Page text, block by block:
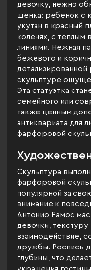
девочку, нежно
щенка: ребенок с
укутан в красный
коленях, с теплым
линиями. Нежная
бежевого и
скульптуре
Эта статуэтка
семейного или
также ценным
антиквариата для
фарфоровой
Скульптура
фарфоровой
популярной за
внимание к
Антонио Рамос
девочки,
взаимодействие,
дружбы. Роспись
глубины, что